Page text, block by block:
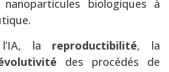
biologiques à
la reproductibilité, la
des procédés de